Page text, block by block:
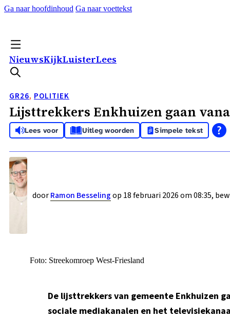
Ga naar hoofdinhoud Ga naar voettekst
NieuwsKijkLuisterLees
GR26, POLITIEK
Lijsttrekkers Enkhuizen gaan
Lees voor Uitleg woorden Simpele tekst
doorRamon Besselingop 18 februari 2026 om 08:35,
Foto: Streekomroep West-Friesland
De lijsttrekkers van gemeente Enkhuizen
sociale mediakanalen en het